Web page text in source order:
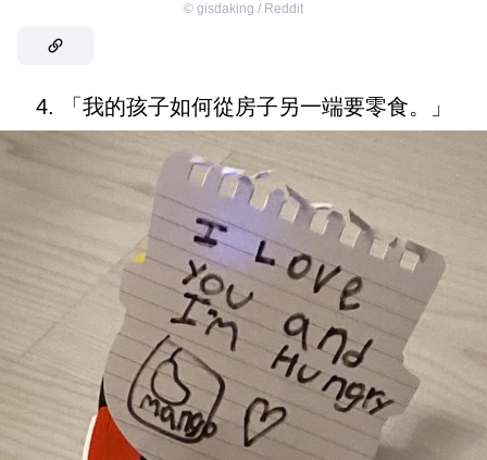
© gisdaking / Reddit
4. 「我的孩子如何從房子另一端要零食。」